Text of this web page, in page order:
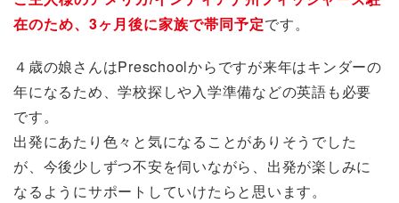
在のため、3ヶ月後に家族で帯同予定です。
４歳の娘さんはPreschoolからですが来年はキンダーの
年になるため、学校探しや入学準備などの英語も必要
です。
出発にあたり色々と気になることがありそうでした
が、今後少しずつ不安を伺いながら、出発が楽しみに
なるようにサポートしていけたらと思います。